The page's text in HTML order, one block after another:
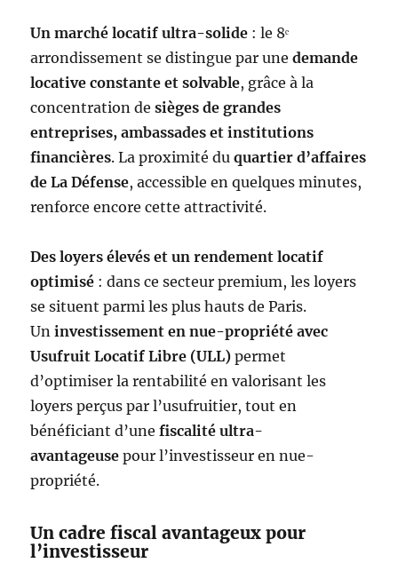
Un marché locatif ultra-solide : le 8ᵉ
arrondissement se distingue par une demande
locative constante et solvable, grâce à la
concentration de sièges de grandes
entreprises, ambassades et institutions
financières. La proximité du quartier d’affaires
de La Défense, accessible en quelques minutes,
renforce encore cette attractivité.
Des loyers élevés et un rendement locatif
optimisé : dans ce secteur premium, les loyers
se situent parmi les plus hauts de Paris.
Un investissement en nue-propriété avec
Usufruit Locatif Libre (ULL) permet
d’optimiser la rentabilité en valorisant les
loyers perçus par l’usufruitier, tout en
bénéficiant d’une fiscalité ultra-
avantageuse pour l’investisseur en nue-
propriété.
Un cadre fiscal avantageux pour
l’investisseur